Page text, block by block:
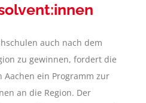
auch nach dem
zu gewinnen, fordert die
Aachen ein Programm zur
an die Region. Der